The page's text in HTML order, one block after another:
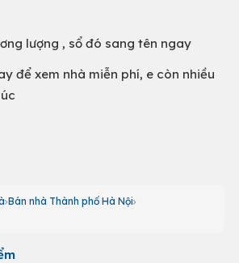
lượng , sổ đó sang tên ngay
để xem nhà miễn phí, e còn nhiều
Bán nhà Thành phố Hà Nội